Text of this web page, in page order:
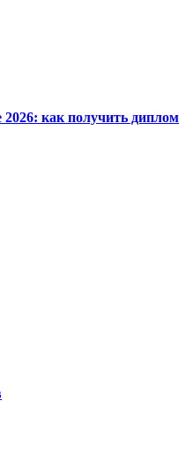
как получить диплом